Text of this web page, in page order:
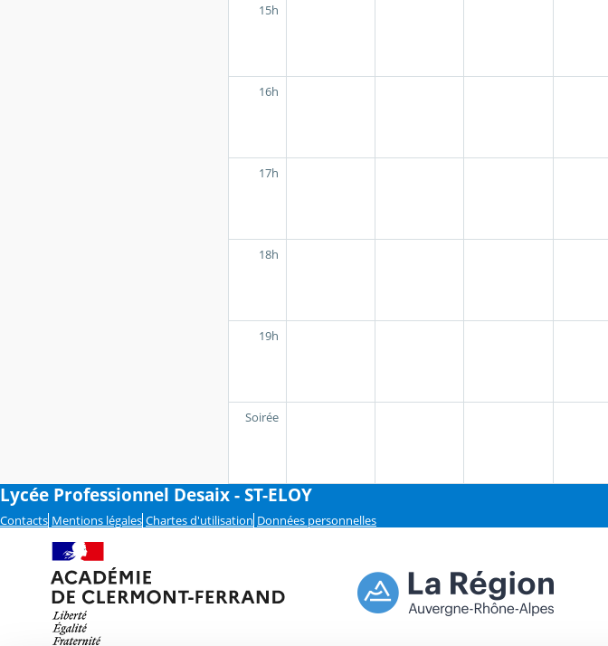
15h
16h
17h
18h
19h
Soirée
Lycée Professionnel Desaix - ST-ELOY
Contacts Mentions légales Chartes d'utilisation Données personnelles